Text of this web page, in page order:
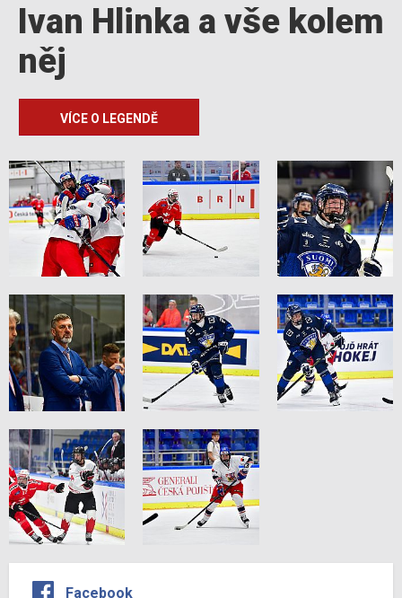
Ivan Hlinka a vše kolem
něj
VÍCE O LEGENDĚ
Facebook